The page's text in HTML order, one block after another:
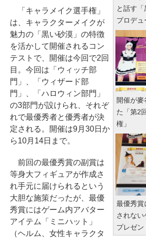
と話す
プロデュ
開催が
た「第2
権」
最優秀賞
されな
プレゼン
「キャラメイク選手権」
は、キャラクターメイクが
魅力の「黒い砂漠」の特徴
を活かして開催されるコン
テストで、開催は今回で2回
目。今回は「ウィッチ部
門」、「ウィザード部
門」、「ハロウィン部門」
の3部門が設けられ、それぞ
れで最優秀者と優秀者が決
定される。開催は9月30日か
ら10月14日まで。
前回の最優秀賞の副賞は
等身大フィギュアが作成さ
れ手元に届けられるという
大胆な施策だったが、最優
秀賞にはゲーム内アバター
アイテム「ミニハット」
（ヘルム、女性キャラクタ